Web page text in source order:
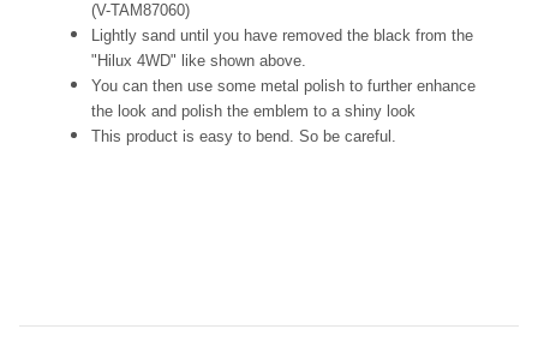
(V-TAM87060)
Lightly sand until you have removed the black from the
"Hilux 4WD" like shown above.
You can then use some metal polish to further enhance
the look and polish the emblem to a shiny look
This product is easy to bend. So be careful.